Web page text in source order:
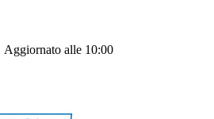
Aggiornato alle 10:00